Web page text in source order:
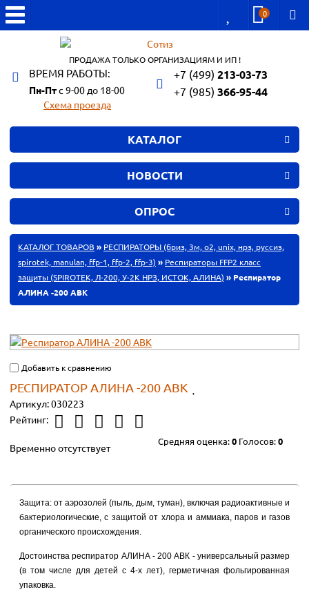
0
ПРОДАЖА ТОЛЬКО ОРГАНИЗАЦИЯМ И ИП !
ВРЕМЯ РАБОТЫ:
Пн-Птс 9-00 до 18-00
Схема проезда
+7 (499) 213-03-73
+7 (985) 366-95-44
КАТАЛОГ
НОВОСТИ
ОПРОС
КАТАЛОГ ТОВАРОВ » РЕСПИРАТОРЫ (бриз, 3м, o2, unix, нрз, руссиз,
spirotek, manulan, ffp-1, ffp-2, ffp-3) » Респираторы FFP2 класс
защиты (SPIROTEK, Л-200, У-2К НРЗ, ИСТОК, АЛИНА) » Респиратор
АЛИНА -200 АВК
Добавить к сравнению
РЕСПИРАТОР АЛИНА -200 АВК
Артикул:030223
Рейтинг:
Средняя оценка:0 Голосов:0
Временно отсутствует
Защита: от аэрозолей (пыль, дым, туман), включая радиоактивные и
бактериологические, с защитой от хлора и аммиака, паров и газов
органического происхождения.
Достоинства респиратор АЛИНА - 200 АВК - универсальный размер
(в том числе для детей с 4-х лет), герметичная фольгированная
упаковка.